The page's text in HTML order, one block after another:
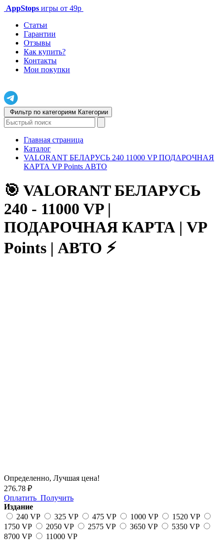
AppStops игры от 49р
Статьи
Гарантии
Отзывы
Как купить?
Контакты
Мои покупки
Фильтр по категориям Категории
Главная страница
Каталог
VALORANT БЕЛАРУСЬ 240 11000 VP ПОДАРОЧНАЯ
КАРТА VP Points АВТО
🎯 VALORANT БЕЛАРУСЬ
240 - 11000 VP |
ПОДАРОЧНАЯ КАРТА | VP
Points | АВТО ⚡
Определенно, Лучшая цена!
276.78 ₽
Оплатить Получить
Издание
240 VP
325 VP 475 VP 1000 VP
1520 VP
1750 VP
2050 VP 2575 VP 3650 VP
5350 VP
8700 VP
11000 VP